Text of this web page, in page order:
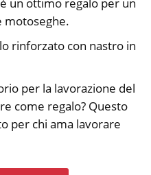
motoseghe.
rinforzato con nastro in
per la lavorazione del
come regalo? Questo
per chi ama lavorare